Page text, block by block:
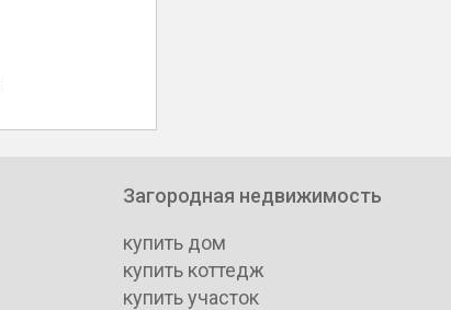
Загородная недвижимость
купить дом
купить коттедж
купить участок